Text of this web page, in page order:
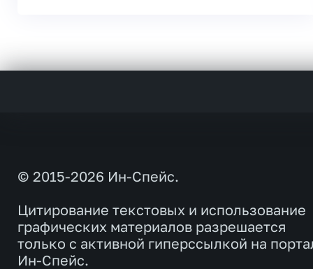
© 2015-2026 Ин-Спейс.
Цитирование текстовых и использование
графических материалов разрешается
только с активной гиперссылкой на
Ин-Спейс.